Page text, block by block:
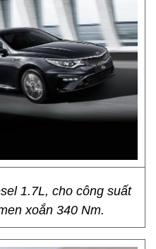
1.7L, cho công suất
xoắn 340 Nm.